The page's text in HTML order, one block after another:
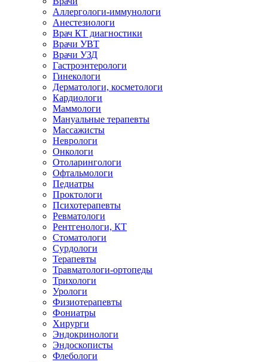
Аллергологи-иммунологи
Анестезиологи
Врач КТ диагностики
Врачи УВТ
Врачи УЗД
Гастроэнтерологи
Гинекологи
Дерматологи, косметологи
Кардиологи
Маммологи
Мануальные терапевты
Массажисты
Неврологи
Онкологи
Отоларингологи
Офтальмологи
Педиатры
Проктологи
Психотерапевты
Ревматологи
Рентгенологи, КТ
Стоматологи
Сурдологи
Терапевты
Травматологи-ортопеды
Трихологи
Урологи
Физиотерапевты
Фониатры
Хирурги
Эндокринологи
Эндоскописты
Флебологи